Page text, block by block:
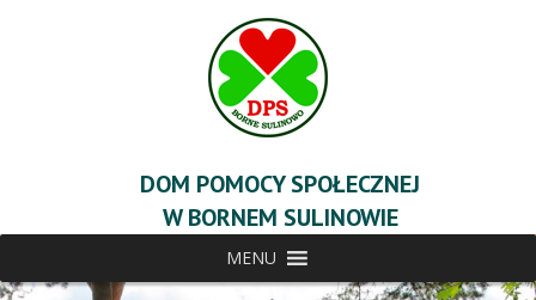
DOM POMOCY SPOŁECZNEJ
W BORNEM SULINOWIE
MENU